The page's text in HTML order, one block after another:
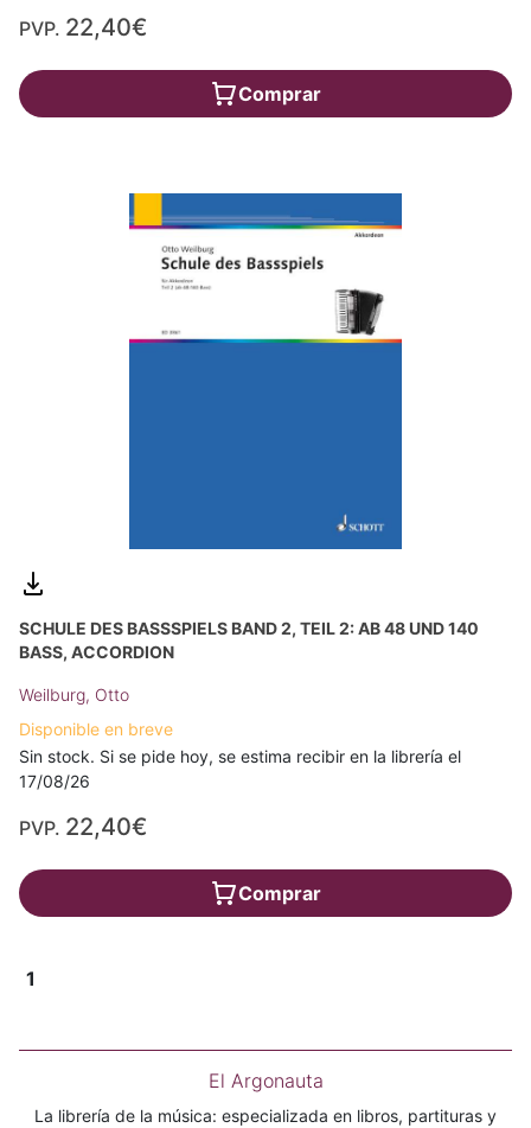
PVP. 22,40€
Comprar
SCHULE DES BASSSPIELS BAND 2, TEIL 2: AB 48 UND 140
BASS, ACCORDION
Weilburg, Otto
Disponible en breve
Sin stock. Si se pide hoy, se estima recibir en la librería el
17/08/26
PVP. 22,40€
Comprar
1
El Argonauta
La librería de la música: especializada en libros, partituras y